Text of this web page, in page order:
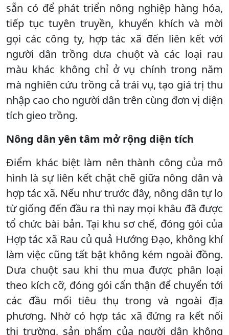
sẵn có để phát triển nông nghiệp hàng hóa,
tiếp tục tuyên truyền, khuyến khích và mời
gọi các công ty, hợp tác xã đến liên kết với
người dân trồng dưa chuột và các loại rau
màu khác không chỉ ở vụ chính trong năm
mà nghiên cứu trồng cả trái vụ, tạo giá trị thu
nhập cao cho người dân trên cùng đơn vị diện
tích gieo trồng.
Nông dân yên tâm mở rộng diện tích
Điểm khác biệt làm nên thành công của mô
hình là sự liên kết chặt chẽ giữa nông dân và
hợp tác xã. Nếu như trước đây, nông dân tự lo
từ giống đến đầu ra thì nay mọi khâu đã được
tổ chức bài bản. Tại khu sơ chế, đóng gói của
Hợp tác xã Rau củ quả Hướng Đạo, không khí
làm việc cũng tất bật không kém ngoài đồng.
Dưa chuột sau khi thu mua được phân loại
theo kích cỡ, đóng gói cẩn thận để chuyển tới
các đầu mối tiêu thụ trong và ngoài địa
phương. Nhờ có hợp tác xã đứng ra kết nối
thị trường, sản phẩm của người dân không